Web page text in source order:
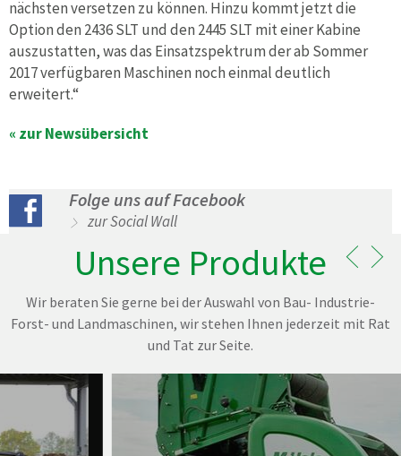
nächsten versetzen zu können. Hinzu kommt jetzt die
Option den 2436 SLT und den 2445 SLT mit einer Kabine
auszustatten, was das Einsatzspektrum der ab Sommer
2017 verfügbaren Maschinen noch einmal deutlich
erweitert.“
« zur Newsübersicht
Folge uns auf Facebook
zur Social Wall
Unsere Produkte
Wir beraten Sie gerne bei der Auswahl von Bau- Industrie-
Forst- und Landmaschinen, wir stehen Ihnen jederzeit mit Rat
und Tat zur Seite.